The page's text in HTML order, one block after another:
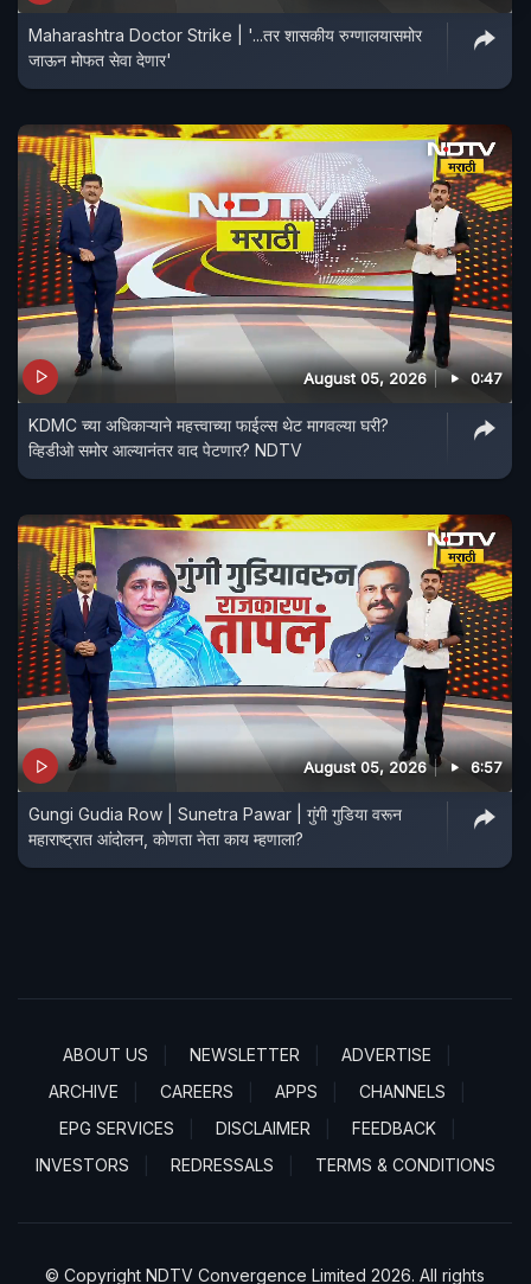
Maharashtra Doctor Strike | '...तर शासकीय रुग्णालयासमोर
जाऊन मोफत सेवा देणार'
August 05, 2026 0:47
KDMC च्या अधिकाऱ्याने महत्त्वाच्या फाईल्स थेट मागवल्या घरी?
व्हिडीओ समोर आल्यानंतर वाद पेटणार? NDTV
August 05, 2026 6:57
Gungi Gudia Row | Sunetra Pawar | गुंगी गुडिया वरून
महाराष्ट्रात आंदोलन, कोणता नेता काय म्हणाला?
ABOUT US NEWSLETTER
ADVERTISE
ARCHIVE
CAREERS APPS
CHANNELS
EPG SERVICES
DISCLAIMER
FEEDBACK
INVESTORS
REDRESSALS TERMS & CONDITIONS
© Copyright NDTV Convergence Limited 2026. All rights